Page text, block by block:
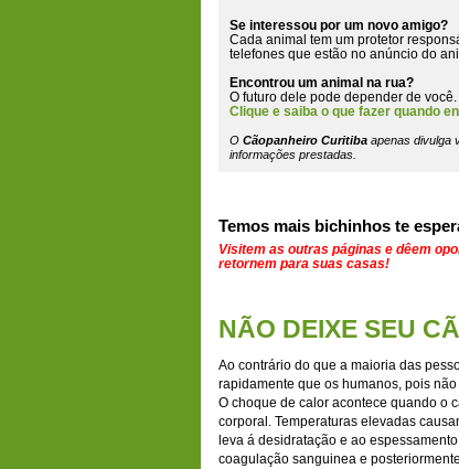
Se interessou por um novo amigo?
Cada animal tem um protetor
telefones que estão no anúncio do
Encontrou um animal na rua?
O futuro dele pode depender de você.
Clique e saiba o que fazer quando
O Cãopanheiro Curitiba apenas divulga
informações prestadas.
Temos mais bichinhos te
Visitem as outras páginas e dêem
retornem para suas casas!
NÃO DEIXE SEU
Ao contrário do que a maioria das
rapidamente que os humanos, pois não
O choque de calor acontece quando o
corporal. Temperaturas elevadas
leva á desidratação e ao
coagulação sanguinea e